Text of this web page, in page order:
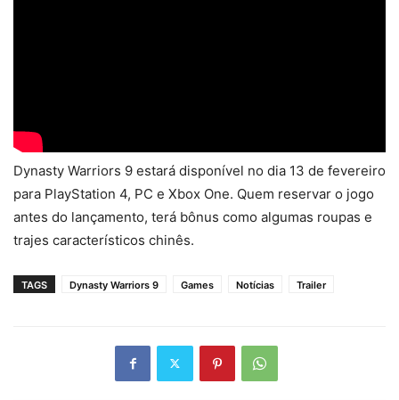
Dynasty Warriors 9 estará disponível no dia 13 de fevereiro
para PlayStation 4, PC e Xbox One. Quem reservar o jogo
antes do lançamento, terá bônus como algumas roupas e
trajes característicos chinês.
TAGS Dynasty Warriors 9 Games Notícias Trailer